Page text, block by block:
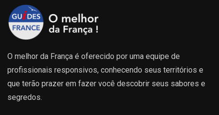
O melhor da França é oferecido por uma equipe de
profissionais responsivos, conhecendo seus territórios e
que terão prazer em fazer você descobrir seus sabores e
segredos.